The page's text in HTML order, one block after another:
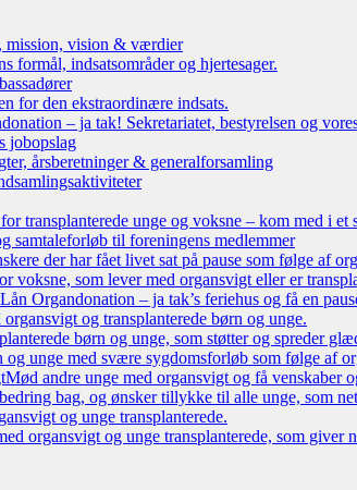
mission, vision & værdier
formål, indsatsområder og hjertesager.
for den ekstraordinære indsats.
– ja tak! Sekretariatet, bestyrelsen og
jobopslag
årsberetninger & generalforsamling
transplanterede unge og voksne – kom med i
samtaleforløb til foreningens medlemmer
der har fået livet sat på pause som følge af
voksne, som lever med organsvigt eller er
Lån Organdonation – ja tak’s feriehus og få en
og transplanterede børn og unge.
børn og unge, som støtter og spreder
og unge med svære sygdomsforløb som følge af
Mød andre unge med organsvigt og få venskaber
bag, og ønsker tillykke til alle unge, som
og unge transplanterede.
organsvigt og unge transplanterede, som giver